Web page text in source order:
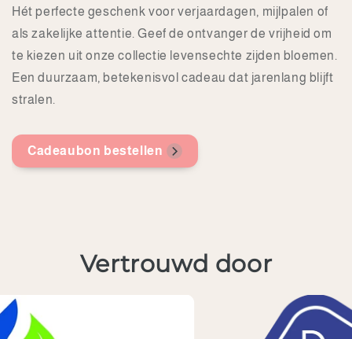
Hét perfecte geschenk voor verjaardagen, mijlpalen of
als zakelijke attentie. Geef de ontvanger de vrijheid om
te kiezen uit onze collectie levensechte zijden bloemen.
Een duurzaam, betekenisvol cadeau dat jarenlang blijft
stralen.
Cadeaubon bestellen
Vertrouwd door